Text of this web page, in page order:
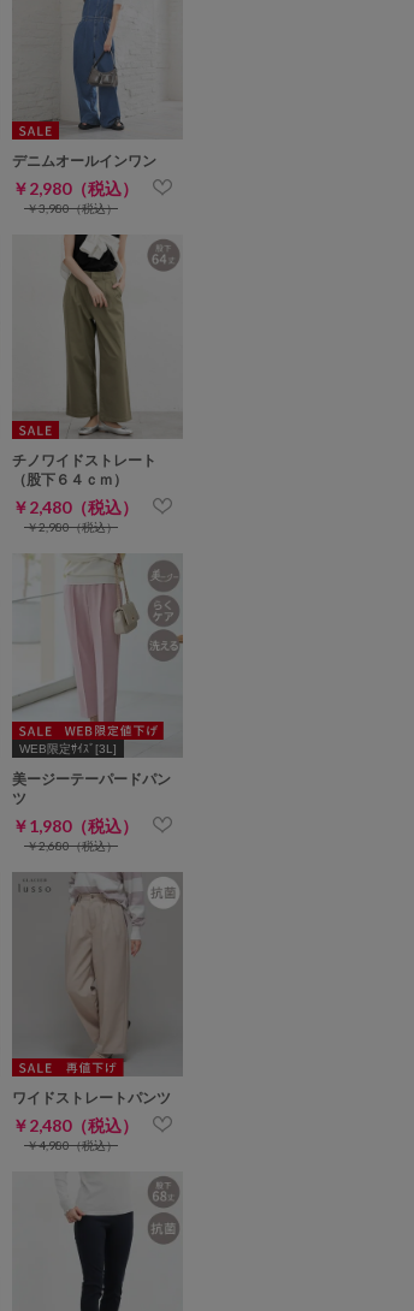
デニムオールインワン
￥2,980（税込）
￥3,980（税込）
チノワイドストレート
（股下６４ｃｍ）
￥2,480（税込）
￥2,980（税込）
WEB限定ｻｲｽﾞ[3L]
美ージーテーパードパン
ツ
￥1,980（税込）
￥2,680（税込）
ワイドストレートパンツ
￥2,480（税込）
￥4,980（税込）